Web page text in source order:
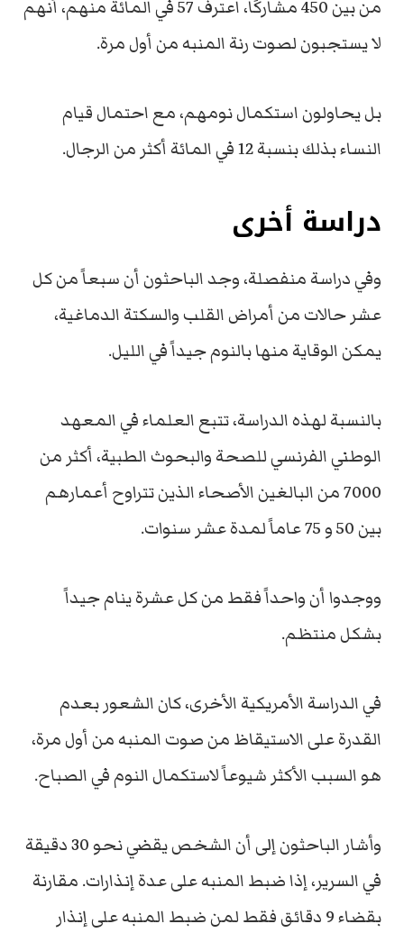
من بين 450 مشاركًا، اعترف 57 في المائة منهم، أنهم
لا يستجبون لصوت رنة المنبه من أول مرة.
بل يحاولون استكمال نومهم، مع احتمال قيام
النساء بذلك بنسبة 12 في المائة أكثر من الرجال.
دراسة أخرى
وفيدراسة منفصلة، وجد الباحثون أن سبعاً من كل
عشر حالات من أمراض القلب والسكتة الدماغية،
يمكن الوقاية منها بالنوم جيداً في الليل.
بالنسبة لهذه الدراسة، تتبع العلماء في المعهد
الوطني الفرنسي للصحة والبحوث الطبية، أكثر من
7000 من البالغين الأصحاء الذين تتراوح أعمارهم
بين 50 و 75 عاماً لمدة عشر سنوات.
ووجدوا أن واحداً فقط من كل عشرة ينام جيداً
بشكل منتظم.
في الدراسة الأمريكية الأخرى، كان الشعور بعدم
القدرة على الاستيقاظ من صوت المنبه من أول مرة،
هو السبب الأكثر شيوعاً لاستكمال النوم في الصباح.
وأشار الباحثون إلى أن الشخص يقضي نحو 30 دقيقة
في السرير، إذا ضبط المنبه على عدة إنذارات. مقارنة
بقضاء 9 دقائق فقط لمن ضبط المنبه على إنذار